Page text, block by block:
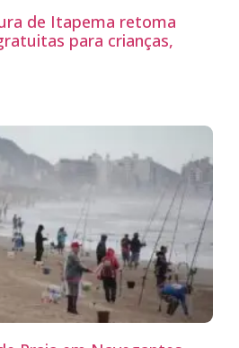
de Itapema retoma
para crianças,